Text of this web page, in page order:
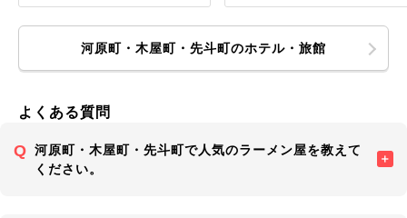
河原町・木屋町・先斗町のホテル・旅館
よくある質問
河原町・木屋町・先斗町で人気のラーメン屋を教えて
ください。